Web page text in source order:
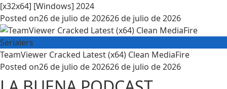
[x32x64] [Windows] 2024
Posted on26 de julio de 202626 de julio de 2026
Serialers
TeamViewer Cracked Latest (x64) Clean MediaFire
Posted on26 de julio de 202626 de julio de 2026